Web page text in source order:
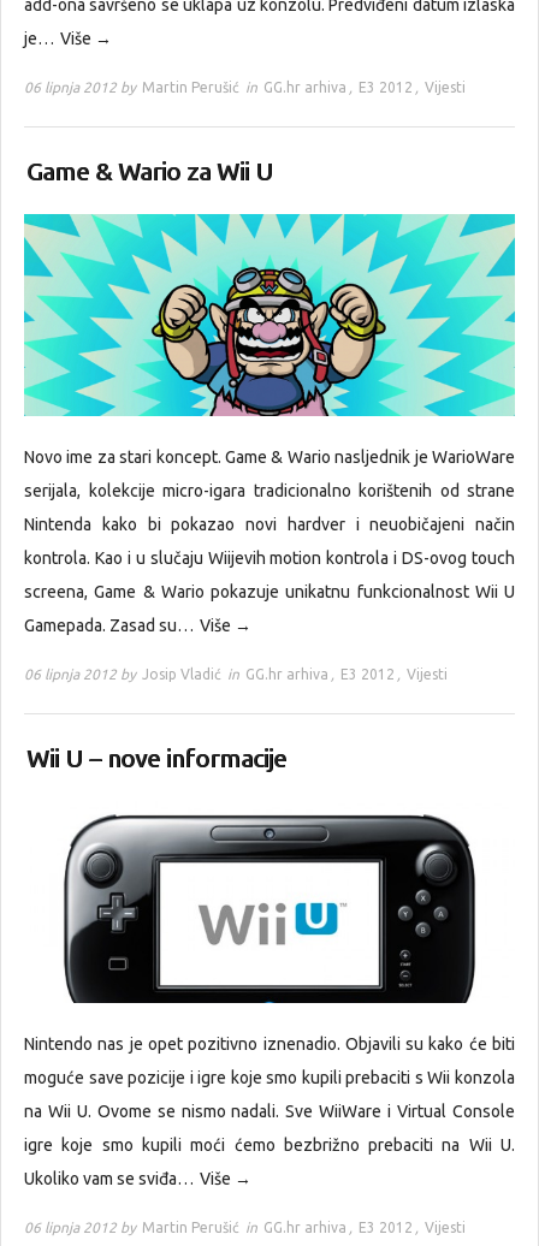
add-ona savršeno se uklapa uz konzolu. Predviđeni datum izlaska
je… Više →
06 lipnja 2012 by Martin Perušić in GG.hr arhiva , E3 2012 , Vijesti
Game & Wario za Wii U
Novo ime za stari koncept. Game & Wario nasljednik je WarioWare
serijala, kolekcije micro-igara tradicionalno korištenih od strane
Nintenda kako bi pokazao novi hardver i neuobičajeni način
kontrola. Kao i u slučaju Wiijevih motion kontrola i DS-ovog touch
screena, Game & Wario pokazuje unikatnu funkcionalnost Wii U
Gamepada. Zasad su… Više →
06 lipnja 2012 by Josip Vladić in GG.hr arhiva , E3 2012 , Vijesti
Wii U – nove informacije
Nintendo nas je opet pozitivno iznenadio. Objavili su kako će biti
moguće save pozicije i igre koje smo kupili prebaciti s Wii konzola
na Wii U. Ovome se nismo nadali. Sve WiiWare i Virtual Console
igre koje smo kupili moći ćemo bezbrižno prebaciti na Wii U.
Ukoliko vam se sviđa… Više →
06 lipnja 2012 by Martin Perušić in GG.hr arhiva , E3 2012 , Vijesti